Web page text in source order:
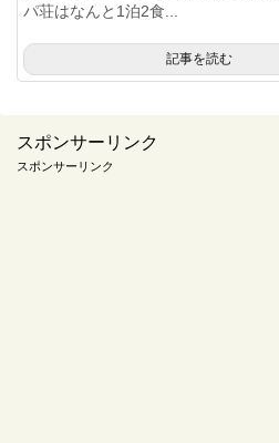
パ荘はなんと1泊2食...
記事を読む
スポンサーリンク
スポンサーリンク